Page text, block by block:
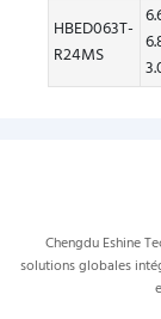
HBED063T-
R24MS
Chengdu Eshine
solutions globales